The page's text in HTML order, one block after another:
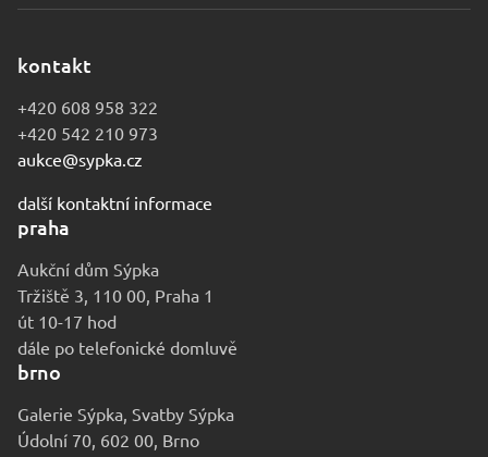
kontakt
+420 608 958 322
+420 542 210 973
aukce@sypka.cz
další kontaktní informace
praha
Aukční dům Sýpka
Tržiště 3, 110 00, Praha 1
út 10-17 hod
dále po telefonické domluvě
brno
Galerie Sýpka, Svatby Sýpka
Údolní 70, 602 00, Brno